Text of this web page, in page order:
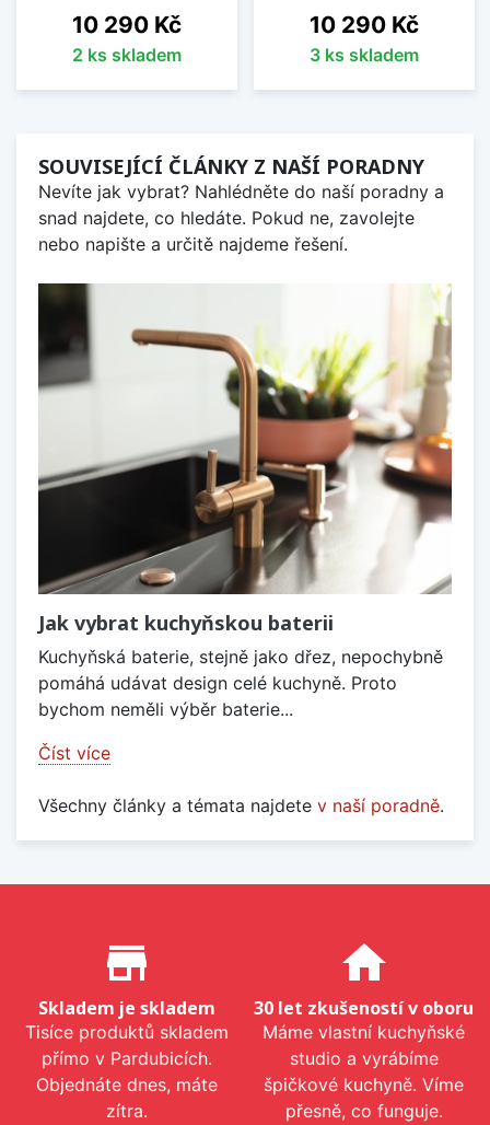
Cena
10 290 Kč
2 ks skladem
Cena
10 290 Kč
3 ks skladem
SOUVISEJÍCÍ ČLÁNKY Z NAŠÍ PORADNY
Nevíte jak vybrat? Nahlédněte do naší poradny a
snad najdete, co hledáte. Pokud ne, zavolejte
nebo napište a určitě najdeme řešení.
Jak vybrat kuchyňskou baterii
Kuchyňská baterie, stejně jako dřez, nepochybně
pomáhá udávat design celé kuchyně. Proto
bychom neměli výběr baterie...
Číst více
Všechny články a témata najdete v naší poradně.
Proč nakupovat u nás?
store_mall_directory
Skladem je skladem
Tisíce produktů skladem
přímo v Pardubicích.
Objednáte dnes, máte
zítra.
home
30 let zkušeností v oboru
Máme vlastní kuchyňské
studio a vyrábíme
špičkové kuchyně. Víme
přesně, co funguje.